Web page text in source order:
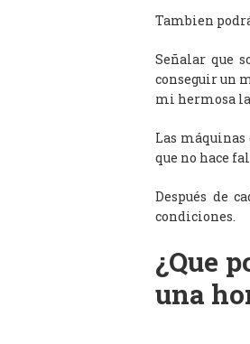
Tambien
Señalar que
conseguir un
mi hermosa
Las
que no hace
Después de
condiciones.
¿Que
una